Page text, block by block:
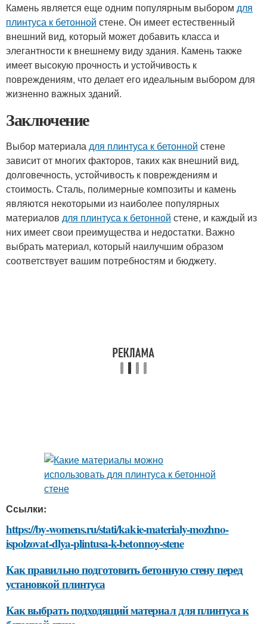
Камень является еще одним популярным выбором для
плинтуса к бетонной стене. Он имеет естественный
внешний вид, который может добавить класса и
элегантности к внешнему виду здания. Камень также
имеет высокую прочность и устойчивость к
повреждениям, что делает его идеальным выбором для
жизненно важных зданий.
Заключение
Выбор материаладля плинтуса к бетонной стене
зависит от многих факторов, таких как внешний вид,
долговечность, устойчивость к повреждениям и
стоимость. Сталь, полимерные композиты и камень
являются некоторыми из наиболее популярных
материалов для плинтуса к бетонной стене, и каждый из
них имеет свои преимущества и недостатки. Важно
выбрать материал, который наилучшим образом
соответствует вашим потребностям и бюджету.
Ссылки:
https://by-womens.ru/stati/kakie-materialy-mozhno-
ispolzovat-dlya-plintusa-k-betonnoy-stene
Как правильно подготовить бетонную стену перед
установкой плинтуса
Как выбрать подходящий материал для плинтуса к